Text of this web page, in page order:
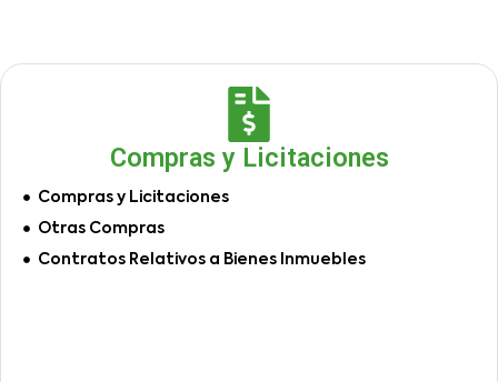
Compras y Licitaciones
Compras y Licitaciones
Otras Compras
Contratos Relativos a Bienes Inmuebles